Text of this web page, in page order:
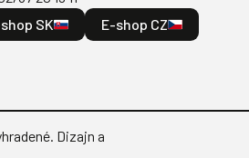
SK
E-shop CZ
Dizajn a